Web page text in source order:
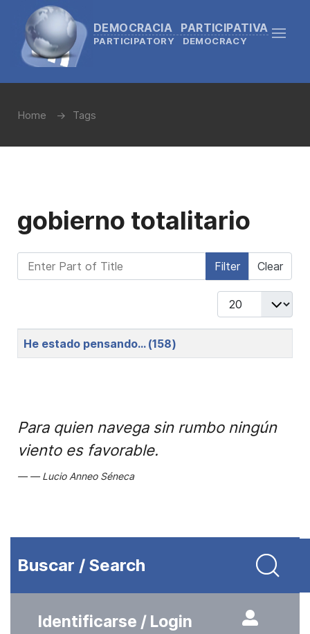
DEMOCRACIA PARTICIPATIVA
PARTICIPATORY DEMOCRACY
Home Tags
gobierno totalitario
Enter Part of Title Filter Clear
Display #
Title
He estado pensando… (158)
Para quien navega sin rumbo ningún
viento es favorable.
Lucio Anneo Séneca
Buscar / Search
Identificarse / Login